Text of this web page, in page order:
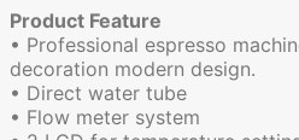
Product Feature
• Professional espresso
decoration modern design.
• Direct water tube
• Flow meter system